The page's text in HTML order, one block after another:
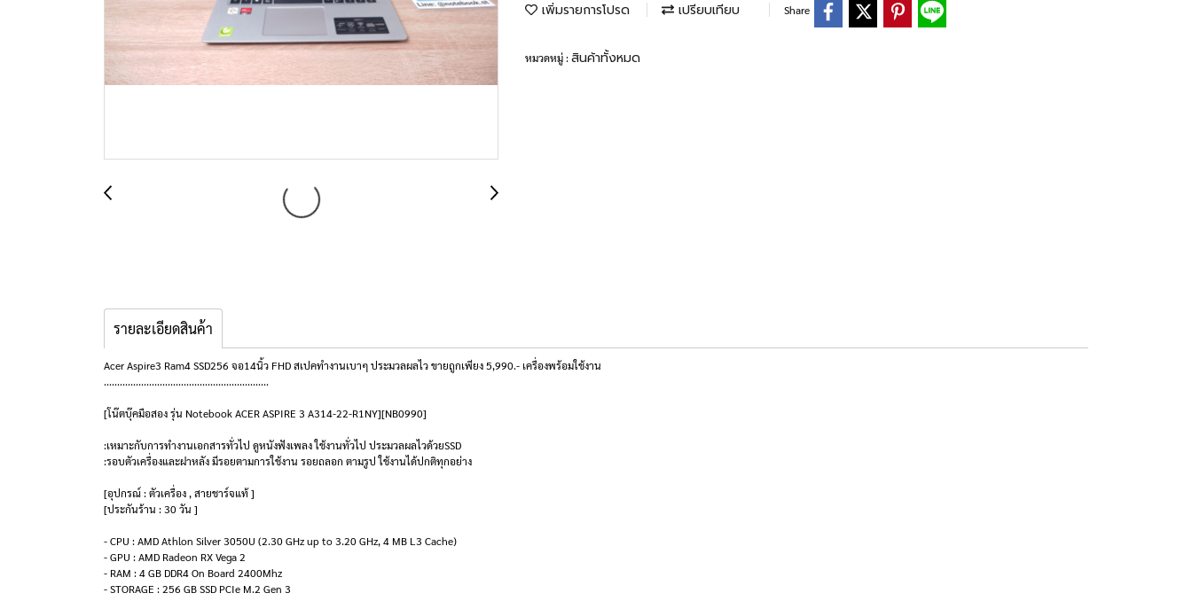
เพิ่มรายการโปรด เปรียบเทียบ Share
หมวดหมู่ :สินค้าทั้งหมด
รายละเอียดสินค้า
Acer Aspire3 Ram4 SSD256 จอ14นิ้ว FHD สเปคทำงานเบาๆ ประมวลผลไว ขายถูกเพียง 5,990.- เครื่องพร้อมใช้งาน
..............................................................
[โน๊ตบุ๊คมือสอง รุ่น Notebook ACER ASPIRE 3 A314-22-R1NY][NB0990]
:เหมาะกับการทำงานเอกสารทั่วไป ดูหนังฟังเพลง ใช้งานทั่วไป ประมวลผลไวด้วยSSD
:รอบตัวเครื่องและฝาหลัง มีรอยตามการใช้งาน รอยถลอก ตามรูป ใช้งานได้ปกติทุกอย่าง
[อุปกรณ์ : ตัวเครื่อง , สายชาร์จแท้ ]
[ประกันร้าน : 30 วัน ]
- CPU : AMD Athlon Silver 3050U (2.30 GHz up to 3.20 GHz, 4 MB L3 Cache)
- GPU : AMD Radeon RX Vega 2
- RAM : 4 GB DDR4 On Board 2400Mhz
- STORAGE : 256 GB SSD PCIe M.2 Gen 3